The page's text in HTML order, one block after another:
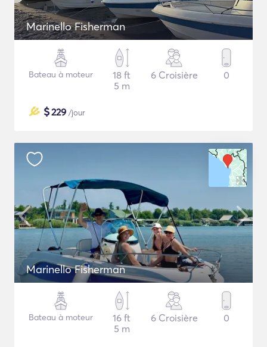
Marinello Fisherman
Bateau à moteur
18 ft
5 m
6 Croisière 0
$229 /jour
Marinello Fisherman
Bateau à moteur
16 ft
5 m
6 Croisière 0